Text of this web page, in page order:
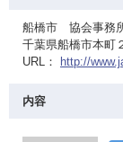
船橋市 協会事務
千葉県船橋市本
URL：
http://
内容